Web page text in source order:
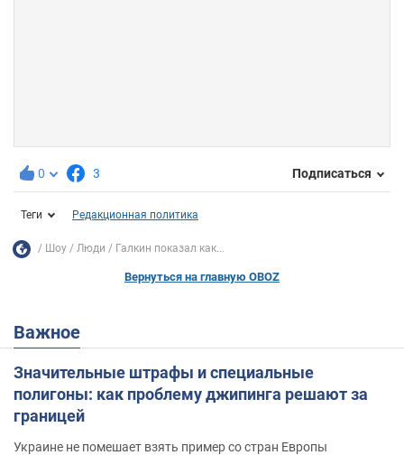
0 3 Подписаться
Теги Редакционная политика
Шоу Люди Галкин показал как...
Вернуться на главную OBOZ
Важное
Значительные штрафы и специальные
полигоны: как проблему джипинга решают за
границей
Украине не помешает взять пример со стран Европы